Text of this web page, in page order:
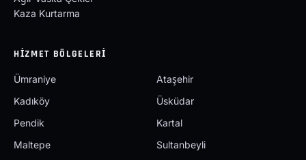
Kaza Kurtarma
HIZMET BÖLGELERI
Ümraniye
Ataşehir
Kadıköy
Üsküdar
Pendik
Kartal
Maltepe
Sultanbeyli